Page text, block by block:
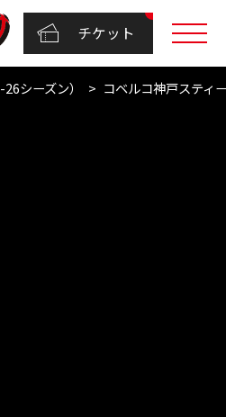
チケット
シーズン） コベルコ神戸スティ